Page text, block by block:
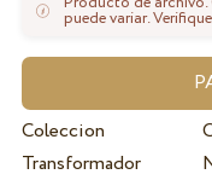
puede variar.
Coleccion
Transformador